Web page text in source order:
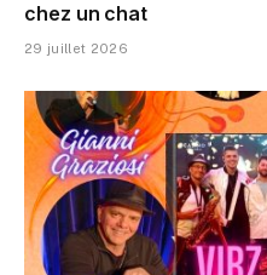
chez un chat
29 juillet 2026